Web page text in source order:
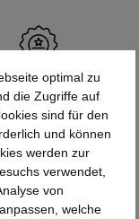
Topmarken
Faire Preise
Beratung
(04205) 635940
optimal zu
die Zugriffe auf
sind für den
und können
werden zur
verwendet,
von
welche